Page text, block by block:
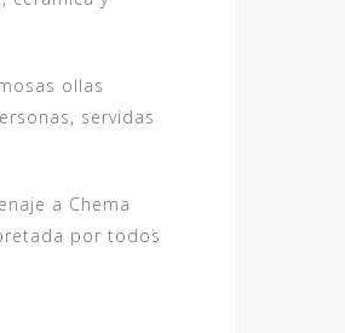
ollas
servidas
a Chema
por todos